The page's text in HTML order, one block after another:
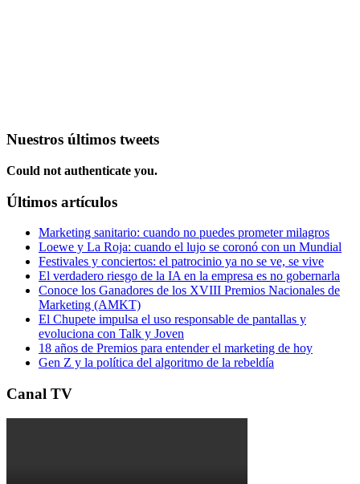
Nuestros últimos tweets
Could not authenticate you.
Últimos artículos
Marketing sanitario: cuando no puedes prometer milagros
Loewe y La Roja: cuando el lujo se coronó con un Mundial
Festivales y conciertos: el patrocinio ya no se ve, se vive
El verdadero riesgo de la IA en la empresa es no gobernarla
Conoce los Ganadores de los XVIII Premios Nacionales de
Marketing (AMKT)
El Chupete impulsa el uso responsable de pantallas y
evoluciona con Talk y Joven
18 años de Premios para entender el marketing de hoy
Gen Z y la política del algoritmo de la rebeldía
Canal TV